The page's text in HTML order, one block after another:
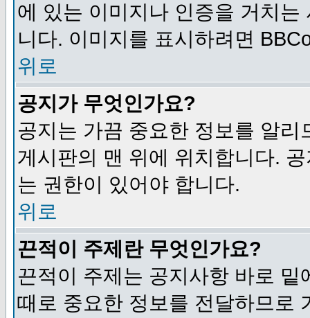
에 있는 이미지나 인증을 거치
니다. 이미지를 표시하려면
위로
공지가 무엇인가요?
공지는 가끔 중요한 정보를 알
게시판의 맨 위에 위치합니다.
는 권한이 있어야 합니다.
위로
끈적이 주제란 무엇인가요?
끈적이 주제는 공지사항 바로
때로 중요한 정보를 전달하므로